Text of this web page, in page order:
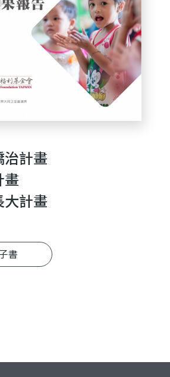
計畫
畫
計畫
書